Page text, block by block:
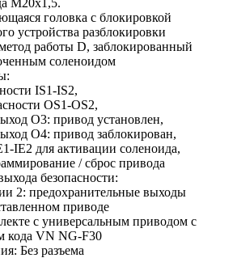
головка с блокировкой
устройства разблокировки
работы D, заблокированный
соленоидом
IS1-IS2,
OS1-OS2,
O3: привод установлен,
O4: привод заблокирован,
IE2 для активации соленоида,
/ сброс привода
безопасности:
2: предохранительные выходы
приводе
с универсальным приводом с
кода VN NG-F30
Без разъема